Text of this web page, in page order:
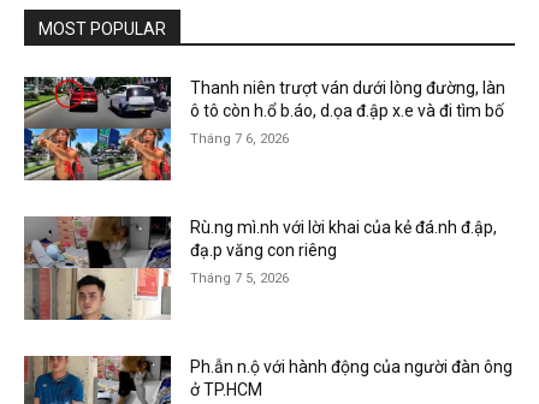
MOST POPULAR
Thanh niên trượt ván dưới lòng đường, làn
ô tô còn h.ổ b.áo, d.ọa đ.ập x.e và đi tìm bố
Tháng 7 6, 2026
Rù.ng mì.nh với lời khai của kẻ đá.nh đ.ập,
đạ.p văng con riêng
Tháng 7 5, 2026
Ph.ẫn n.ộ với hành động của người đàn ông
ở TP.HCM